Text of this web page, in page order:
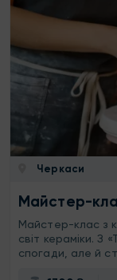
Черкаси
Майстер-
Майстер-клас з
світ кераміки. З
спогади, але й